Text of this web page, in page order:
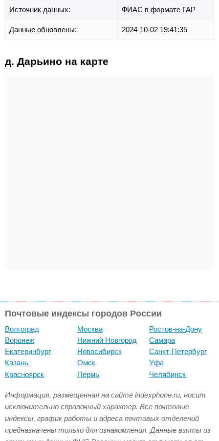
Источник данных: ФИАС в формате ГАР
Данные обновлены: 2024-10-02 19:41:35
д. Дарьино на карте
Почтовые индексы городов России
Волгоград
Воронеж
Екатеринбург
Казань
Красноярск
Москва
Нижний Новгород
Новосибирск
Омск
Пермь
Ростов-на-Дону
Самара
Санкт-Петербург
Уфа
Челябинск
Информация, размещенная на сайте indexphone.ru, носит
исключительно справочный характер. Все почтовые
индексы, график работы и адреса почтовых отделений
предназначены только для ознакомления. Данные взяты из